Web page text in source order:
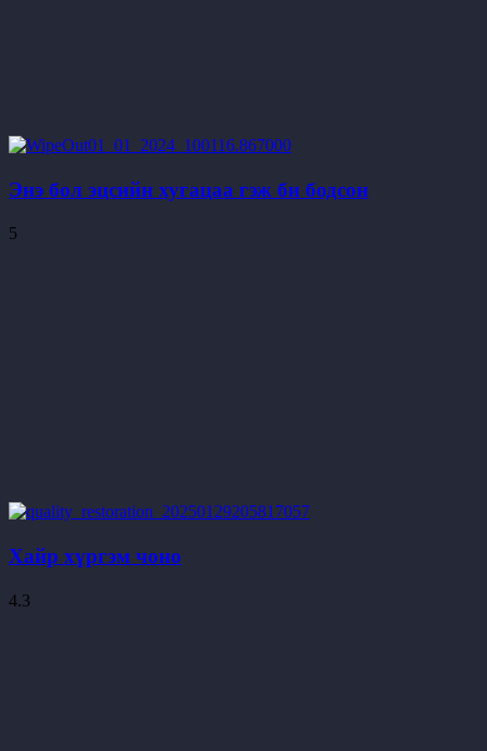
Энэ бол эцсийн хугацаа гэж би бодсон
5
Хайр хүргэм чоно
4.3